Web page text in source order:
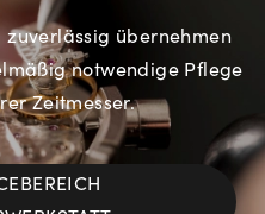
übernehmen
notwendige Pflege
Zeitmesser.